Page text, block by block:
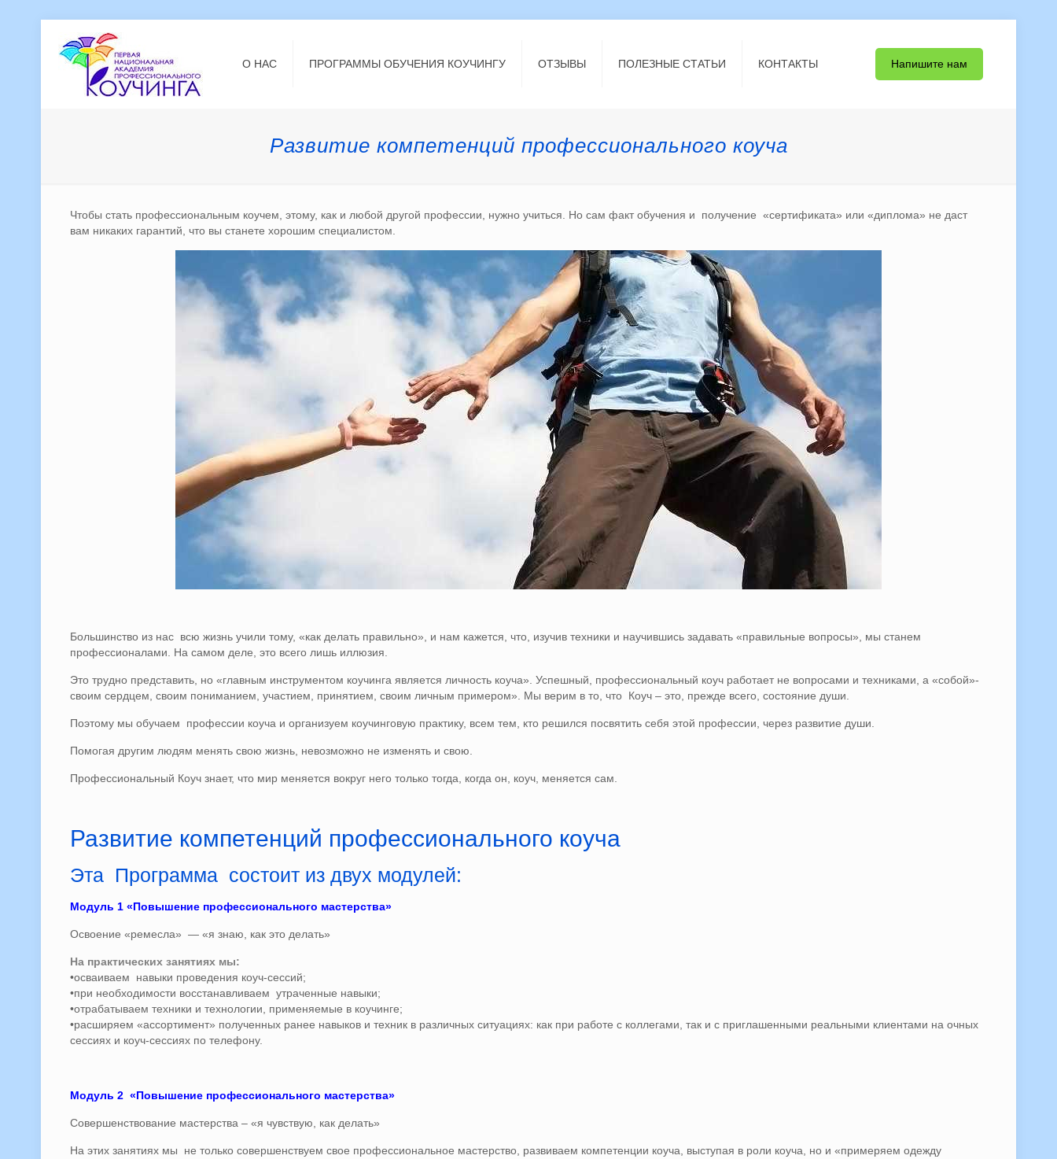
О НАС ПРОГРАММЫ ОБУЧЕНИЯ КОУЧИНГУ ОТЗЫВЫ ПОЛЕЗНЫЕ СТАТЬИ КОНТАКТЫ Напишите нам
Развитие компетенций профессионального коуча
Чтобы стать профессиональным коучем, этому, как и любой другой профессии, нужно учиться. Но сам факт обучения и получение «сертификата» или «диплома» не даст
вам никаких гарантий, что вы станете хорошим специалистом.
Большинство из нас всю жизнь учили тому, «как делать правильно», и нам кажется, что, изучив техники и научившись задавать «правильные вопросы», мы станем
профессионалами. На самом деле, это всего лишь иллюзия.
Это трудно представить, но «главным инструментом коучинга является личность коуча». Успешный, профессиональный коуч работает не вопросами и техниками, а «собой»-
своим сердцем, своим пониманием, участием, принятием, своим личным примером». Мы верим в то, что Коуч – это, прежде всего, состояние души.
Поэтому мы обучаем профессии коуча и организуем коучинговую практику, всем тем, кто решился посвятить себя этой профессии, через развитие души.
Помогая другим людям менять свою жизнь, невозможно не изменять и свою.
Профессиональный Коуч знает, что мир меняется вокруг него только тогда, когда он, коуч, меняется сам.
Развитие компетенций профессионального коуча
Эта Программа состоит из двух модулей:
Модуль 1 «Повышение профессионального мастерства»
Освоение «ремесла» — «я знаю, как это делать»
На практических занятиях мы:
•осваиваем навыки проведения коуч-сессий;
•при необходимости восстанавливаем утраченные навыки;
•отрабатываем техники и технологии, применяемые в коучинге;
•расширяем «ассортимент» полученных ранее навыков и техник в различных ситуациях: как при работе с коллегами, так и с приглашенными реальными клиентами на очных
сессиях и коуч-сессиях по телефону.
Модуль 2 «Повышение профессионального мастерства»
Совершенствование мастерства – «я чувствую, как делать»
На этих занятиях мы не только совершенствуем свое профессиональное мастерство, развиваем компетенции коуча, выступая в роли коуча, но и «примеряем одежду